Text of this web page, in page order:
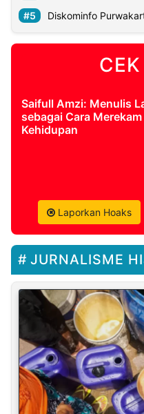
Diskominfo
Saifull Amzi: Menulis
sebagai Cara Merekam
Kehidupan
Laporkan Hoaks
JURNALISME